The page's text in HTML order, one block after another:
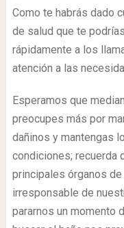
Como te habrás dado
de salud que te
rápidamente a los
atención a las
Esperamos que
preocupes más por
dañinos y mantengas
condiciones; recuerda
principales órganos
irresponsable de
pararnos un momento